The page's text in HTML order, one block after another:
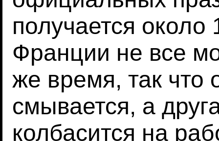
получается
Франции не все
же время, так
смывается, а
колбасится на